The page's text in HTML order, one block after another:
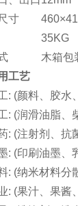
寸
35KG
木箱包
工艺
: (颜料、胶水
: (润滑油脂、
: (注射剂、抗
: (印刷油墨、
: (纳米材料分
: (果汁、果酱